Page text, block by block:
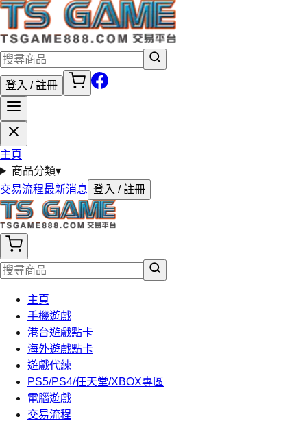
登入 / 註冊
主頁
商品分類▾
交易流程最新消息 登入 / 註冊
主頁
手機遊戲
港台遊戲點卡
海外遊戲點卡
遊戲代練
PS5/PS4/任天堂/XBOX專區
電腦遊戲
交易流程